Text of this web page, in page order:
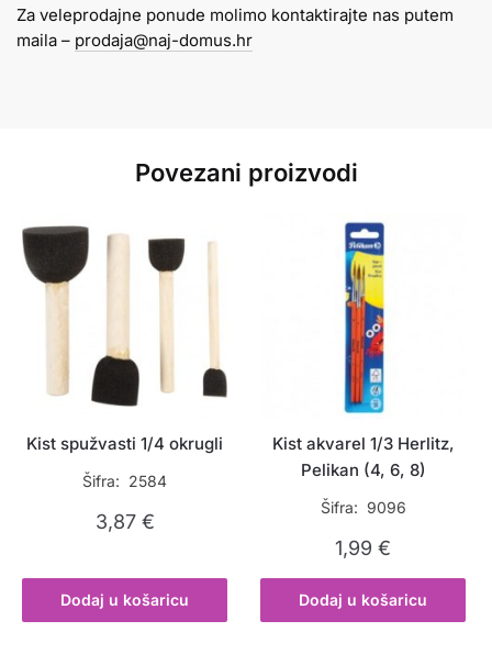
Astra
količina
Za veleprodajne ponude molimo kontaktirajte nas putem
maila – prodaja@naj-domus.hr
Povezani proizvodi
Kist spužvasti 1/4 okrugli
Šifra: 2584
3,87 €
Dodaj u košaricu
Kist akvarel 1/3 Herlitz,
Pelikan (4, 6, 8)
Šifra: 9096
1,99€
Dodaj u košaricu